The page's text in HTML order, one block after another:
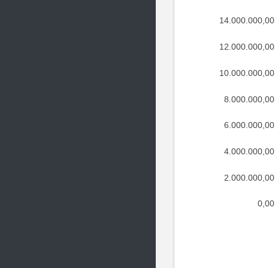
0,00
2.000.000,00
4.000.000,00
6.000.000,00
8.000.000,00
10.000.000,00
12.000.000,00
14.000.000,00